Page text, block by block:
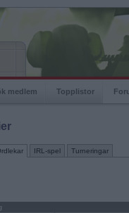
medlem Topplistor
IRL-spel Turneringar